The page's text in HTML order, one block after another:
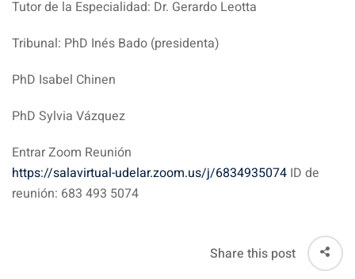
Tutor de la Especialidad: Dr. Gerardo Leotta
Tribunal: PhD Inés Bado (presidenta)
PhD Isabel Chinen
PhD Sylvia Vázquez
Entrar Zoom Reunión
https://salavirtual-udelar.zoom.us/j/6834935074 ID de
reunión: 683 493 5074
Share this post